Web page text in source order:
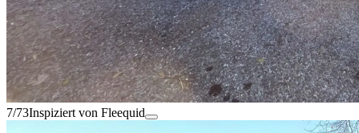
7/73Inspiziert von Fleequid